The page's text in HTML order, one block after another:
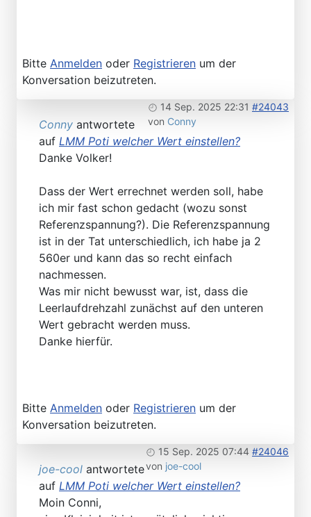
Bitte Anmelden oder Registrieren um der
Konversation beizutreten.
14 Sep. 2025 22:31 #24043
von Conny
Conny antwortete
auf LMM Poti welcher Wert einstellen?
Danke Volker!
Dass der Wert errechnet werden soll, habe
ich mir fast schon gedacht (wozu sonst
Referenzspannung?). Die Referenzspannung
ist in der Tat unterschiedlich, ich habe ja 2
560er und kann das so recht einfach
nachmessen.
Was mir nicht bewusst war, ist, dass die
Leerlaufdrehzahl zunächst auf den unteren
Wert gebracht werden muss.
Danke hierfür.
Bitte Anmelden oder Registrieren um der
Konversation beizutreten.
15 Sep. 2025 07:44 #24046
von joe-cool
joe-cool antwortete
auf LMM Poti welcher Wert einstellen?
Moin Conni,